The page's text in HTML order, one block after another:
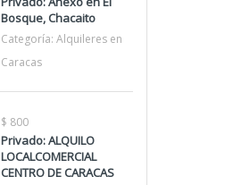
Bosque, Chacaito
Categoría: Alquileres en
Caracas
$ 800
Privado: ALQUILO
LOCALCOMERCIAL
CENTRO DE CARACAS